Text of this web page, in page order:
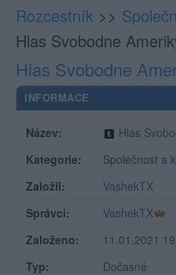
Rozcestník >>
Hlas Svobodne
Hlas Svobodne
INFORMACE
Název:
Hlas
Kategorie:
Společnost a
Založil:
VashekTX
Správci:
VashekTX
Založeno:
11.01.2021
Typ:
Dočasné